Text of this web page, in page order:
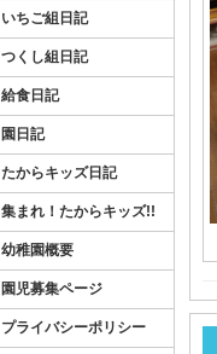
いちご組日記
つくし組日記
給食日記
園日記
たからキッズ日記
集まれ！たからキッズ!!
幼稚園概要
園児募集ページ
プライバシーポリシー